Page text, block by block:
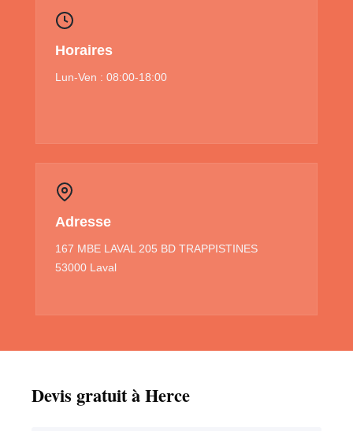
Horaires
Lun-Ven : 08:00-18:00
Adresse
167 MBE LAVAL 205 BD TRAPPISTINES
53000 Laval
Devis gratuit à Herce